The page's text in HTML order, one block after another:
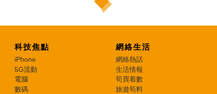
科技焦點
iPhone
5G流動
電腦
數碼
網絡生活
網絡熱話
生活情報
筍買着數
旅遊筍料